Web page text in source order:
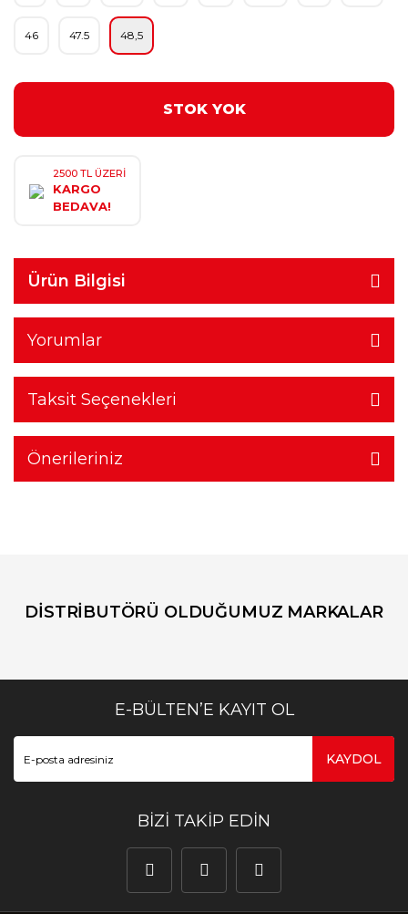
46 47.5 48,5
STOK YOK
2500 TL ÜZERİ
KARGO
BEDAVA!
Ürün Bilgisi
Yorumlar
Taksit Seçenekleri
Önerileriniz
DİSTRİBUTÖRÜ OLDUĞUMUZ MARKALAR
E-BÜLTEN’E KAYIT OL
KAYDOL
BİZİ TAKİP EDİN